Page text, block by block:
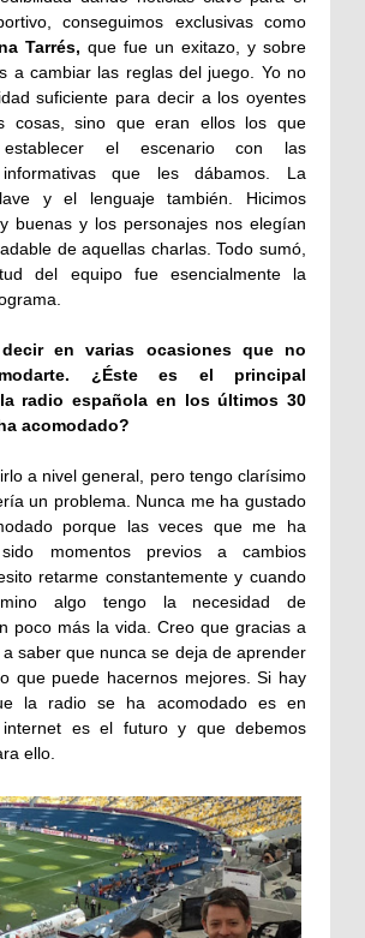
conseguimos exclusivas como
Tarrés, que fue un exitazo, y sobre
a cambiar las reglas del juego. Yo no
suficiente para decir a los oyentes
cosas, sino que eran ellos los que
el escenario con las
informativas que les dábamos. La
y el lenguaje también. Hicimos
buenas y los personajes nos elegían
de aquellas charlas. Todo sumó,
del equipo fue esencialmente la
en varias ocasiones que no
¿Éste es el principal
radio española en los últimos 30
acomodado?
a nivel general, pero tengo clarísimo
un problema. Nunca me ha gustado
porque las veces que me ha
momentos previos a cambios
retarme constantemente y cuando
algo tengo la necesidad de
poco más la vida. Creo que gracias a
saber que nunca se deja de aprender
que puede hacernos mejores. Si hay
la radio se ha acomodado es en
es el futuro y que debemos
ello.